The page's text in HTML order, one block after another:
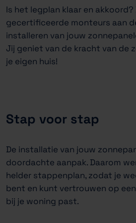
Is het legplan klaar en akkoord?
gecertificeerde monteurs aan
installeren van jouw
Jij geniet van de kracht van de
je eigen huis!
Stap voor stap
De installatie van jouw
doordachte aanpak. Daarom
helder stappenplan, zodat je
bent en kunt vertrouwen op
bij je woning past.